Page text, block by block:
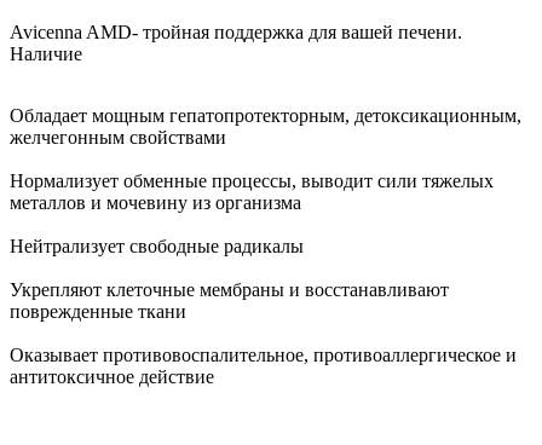
Avicenna AMD- тройная поддержка для вашей печени.
Наличие
Обладает мощным гепатопротекторным, детоксикационным,
желчегонным свойствами
Нормализует обменные процессы, выводит сили тяжелых
металлов и мочевину из организма
Нейтрализует свободные радикалы
Укрепляют клеточные мембраны и восстанавливают
поврежденные ткани
Оказывает противовоспалительное, противоаллергическое и
антитоксичное действие